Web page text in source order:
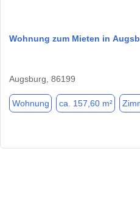
Wohnung zum Mieten in
Augsburg, 86199
Wohnung ca. 157,60 m²